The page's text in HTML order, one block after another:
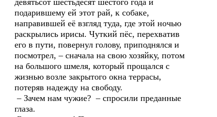
девятьсот шестьдесят шестого года и
подарившему ей этот рай, к собаке,
направившей её взгляд туда, где этой ночью
раскрылись ирисы. Чуткий пёс, перехватив
его в пути, повернул голову, приподнялся и
посмотрел, – сначала на свою хозяйку, потом
на большого шмеля, который прощался с
жизнью возле закрытого окна террасы,
потеряв надежду на свободу.
– Зачем нам чужие? – спросили преданные
глаза.